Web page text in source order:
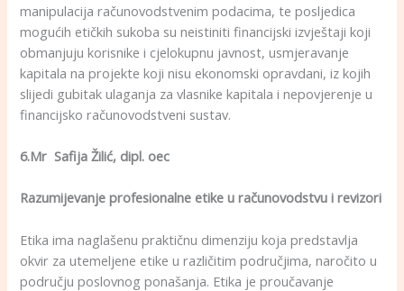
manipulacija računovodstvenim podacima, te posljedica
mogućih etičkih sukoba su neistiniti financijski izvještaji koji
obmanjuju korisnike i cjelokupnu javnost, usmjeravanje
kapitala na projekte koji nisu ekonomski opravdani, iz kojih
slijedi gubitak ulaganja za vlasnike kapitala i nepovjerenje u
financijsko računovodstveni sustav.
6.Mr Safija Žilić, dipl. oec
Razumijevanje profesionalne etike u računovodstvu i revizori
Etika ima naglašenu praktičnu dimenziju koja predstavlja
okvir za utemeljene etike u različitim područjima, naročito u
području poslovnog ponašanja. Etika je proučavanje